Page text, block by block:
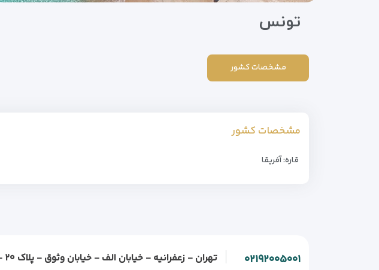
تونس
مشخصات کشور
مشخصات کشور
قاره: آفریقا
۰۲۱۹۲۰۰۵۰۰۱ تهران - زعفرانیه - خیابان الف - خیابان وثوق - پلاک ۲۰ - طبقه دوم - واحد ۲۰۱